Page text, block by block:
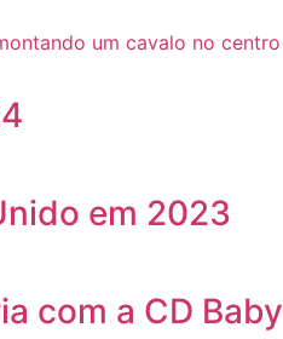
em 2023
com a CD Baby